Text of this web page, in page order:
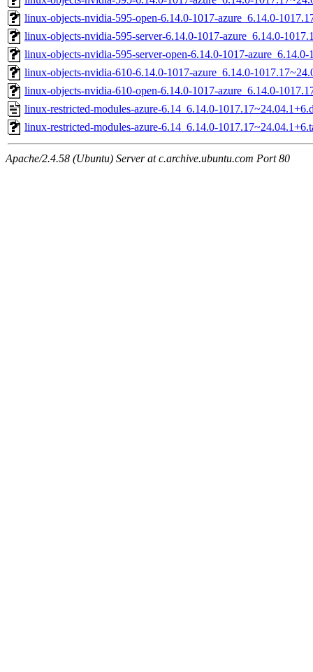
linux-objects-nvidia-595-open-6.14.0-1017-azure_6.14.0-
linux-objects-nvidia-595-server-6.14.0-1017-azure_6.14.0-
linux-objects-nvidia-595-server-open-6.14.0-1017-
linux-objects-nvidia-610-6.14.0-1017-azure_6.14.0-
linux-objects-nvidia-610-open-6.14.0-1017-azure_6.14.0-
linux-restricted-modules-azure-6.14_6.14.0-
linux-restricted-modules-azure-6.14_6.14.0-
Apache/2.4.58 (Ubuntu) Server at c.archive.ubuntu.com Port 80